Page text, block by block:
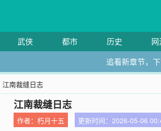
武侠 都市 历史
追看新章节，
江南裁缝日志
江南裁缝日志
作者：朽月十五 更新时间：2026-05-06